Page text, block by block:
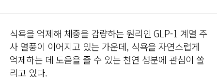
식욕을 억제해 체중을 감량하는 원리인 GLP-1 계열 주
사 열풍이 이어지고 있는 가운데, 식욕을 자연스럽게
억제하는 데 도움을 줄 수 있는 천연 성분에 관심이 쏠
리고 있다.